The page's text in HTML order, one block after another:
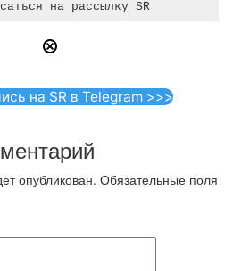
на SR в Telegram >>>
опубликован. Обязательные поля